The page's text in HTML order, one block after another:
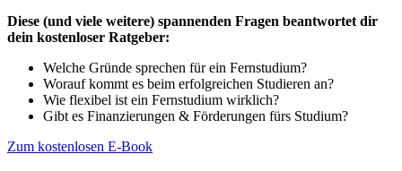
Diese (und viele weitere) spannenden Fragen beantwortet dir
dein kostenloser Ratgeber:
Welche Gründe sprechen für ein Fernstudium?
Worauf kommt es beim erfolgreichen Studieren an?
Wie flexibel ist ein Fernstudium wirklich?
Gibt es Finanzierungen & Förderungen fürs Studium?
Zum kostenlosen E-Book